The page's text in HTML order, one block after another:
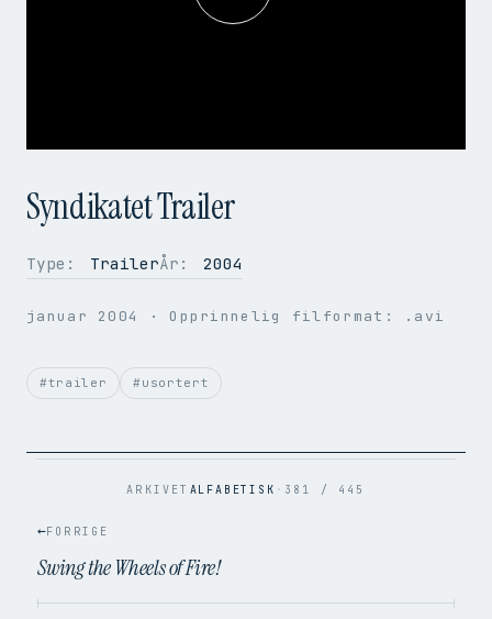
Play
180 × 144
LYDKODEK AAC
BITRATE 393 kbps
OPPRINNELIG .avi → .mp4
Syndikatet Trailer
Type: TrailerÅr: 2004
januar 2004 · Opprinnelig filformat: .avi
#trailer #usortert
ARKIVET ALFABETISK · 381 / 445
←FORRIGE
Swing the Wheels of Fire!